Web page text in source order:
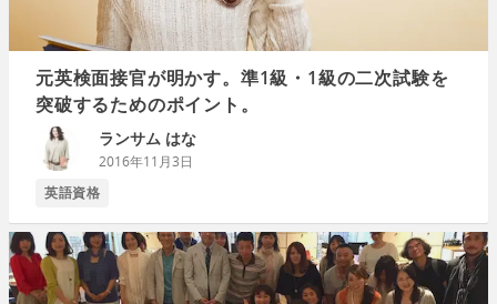
元英検面接官が明かす。準1級・1級の二次試験を
突破するためのポイント。
ランサム はな
2016年11月3日
英語資格